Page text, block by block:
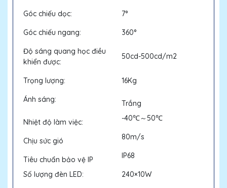
Góc chiếu dọc: 7°
Góc chiếu ngang: 360°
Độ sáng quang học điều
khiển được:
50cd-500cd/m2
Trọng lượng: 16Kg
Ánh sáng: Trắng
Nhiệt độ làm việc: -40℃～50℃
Chịu sức gió 80m/s
Tiêu chuẩn bảo vệ IP IP68
Số lượng đèn LED: 240×10W